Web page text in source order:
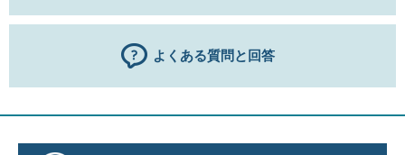
よくある質問と回答